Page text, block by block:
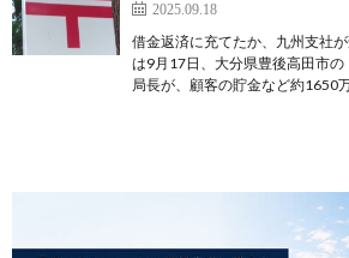
2025.09.18
借金返済に充てたか、九州支社
は9月17日、大分県豊後高田市
局長が、顧客の貯金など約1650